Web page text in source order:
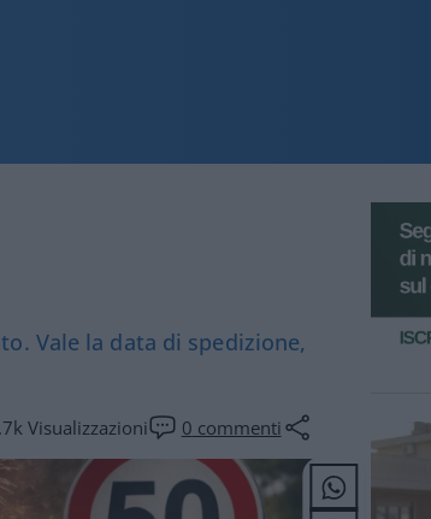
Vale la data di spedizione,
Visualizzazioni 0 commenti